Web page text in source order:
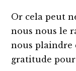
Or cela peut
nous nous le
nous plaindre
gratitude